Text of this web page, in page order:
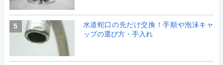
5
水道蛇口の先だけ交換！手順や泡沫キャ
ップの選び方・手入れ